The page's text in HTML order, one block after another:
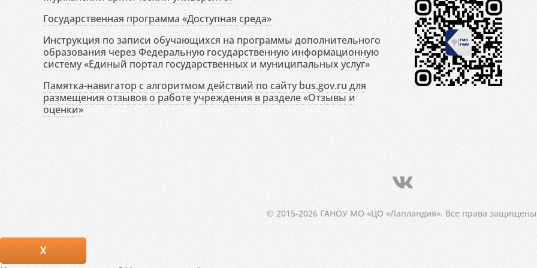
Государственная программа «Доступная среда»
Инструкция по записи обучающихся на программы дополнительного
образования через Федеральную государственную информационную
систему «Единый портал государственных и муниципальных услуг»
Памятка-навигатор с алгоритмом действий по сайту bus.gov.ru для
размещения отзывов о работе учреждения в разделе «Отзывы и
оценки»
© 2015-2026 ГАНОУ МО «ЦО «Лапландия». Все права
X